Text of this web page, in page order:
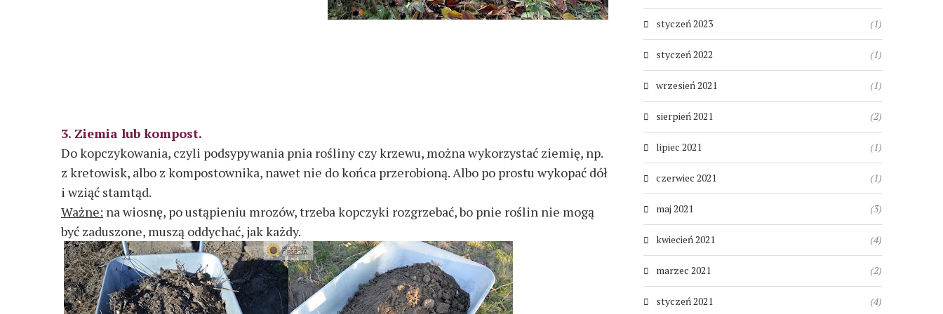
3. Ziemia lub kompost.
Do kopczykowania, czyli podsypywania pnia rośliny czy krzewu, można wykorzystać ziemię, np.
z kretowisk, albo z kompostownika, nawet nie do końca przerobioną. Albo po prostu wykopać dół
i wziąć stamtąd.
Ważne: na wiosnę, po ustąpieniu mrozów, trzeba kopczyki rozgrzebać, bo pnie roślin nie mogą
być zaduszone, muszą oddychać, jak każdy.
styczeń 2023 (1)
styczeń 2022 (1)
wrzesień 2021 (1)
sierpień 2021 (2)
lipiec 2021 (1)
czerwiec 2021 (1)
maj 2021 (3)
kwiecień 2021 (4)
marzec 2021 (2)
styczeń 2021 (4)